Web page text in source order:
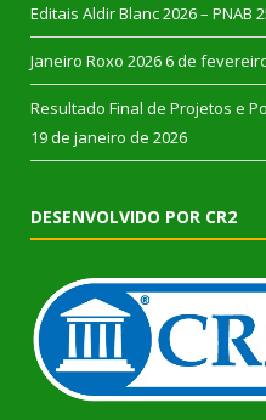
Editais Aldir Blanc 2026 – PNAB
Janeiro Roxo 2026 6 de
Resultado Final de Projetos e
19 de janeiro de 2026
DESENVOLVIDO POR CR2